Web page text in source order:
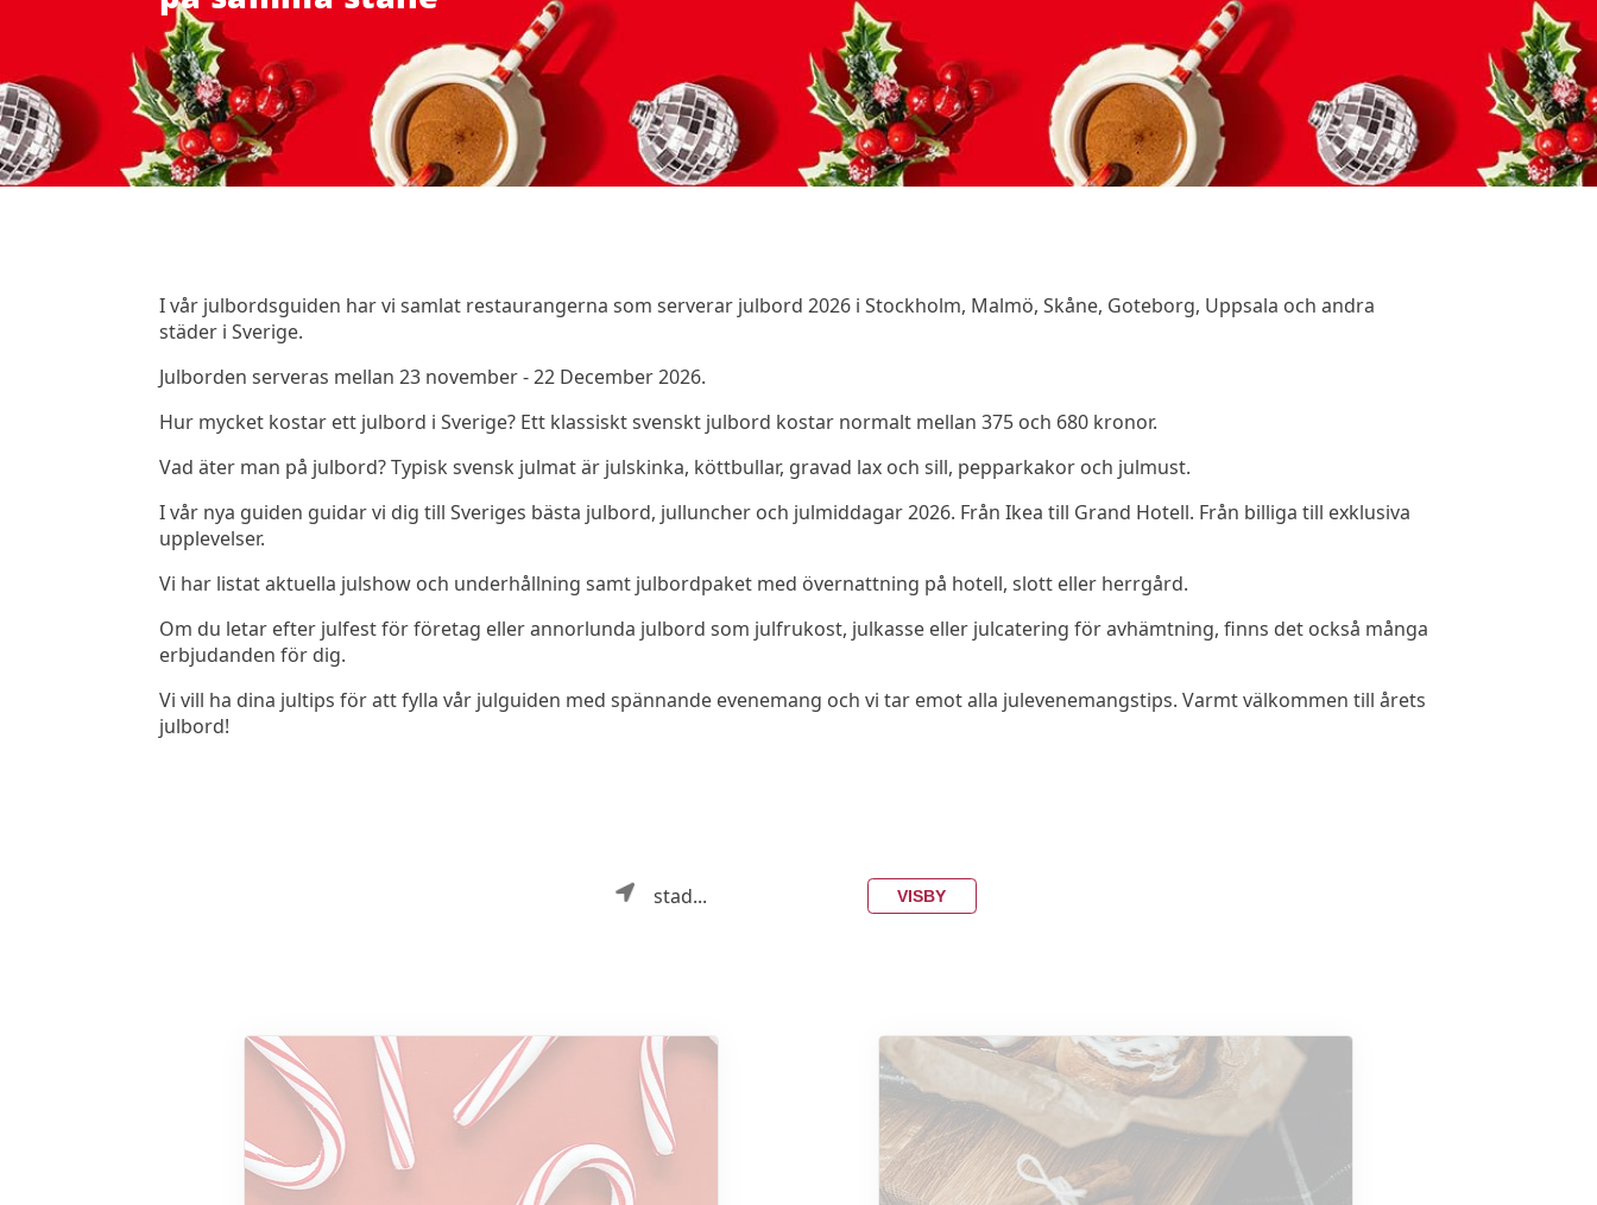
I vår julbordsguiden har vi samlat restaurangerna som serverar julbord 2026 i Stockholm, Malmö, Skåne, Goteborg, Uppsala och andra
städer i Sverige.
Julborden serveras mellan 23 november - 22 December 2026.
Hur mycket kostar ett julbord i Sverige? Ett klassiskt svenskt julbord kostar normalt mellan 375 och 680 kronor.
Vad äter man på julbord? Typisk svensk julmat är julskinka, köttbullar, gravad lax och sill, pepparkakor och julmust.
I vår nya guiden guidar vi dig till Sveriges bästa julbord, julluncher och julmiddagar 2026. Från Ikea till Grand Hotell. Från billiga till exklusiva
upplevelser.
Vi har listat aktuella julshow och underhållning samt julbordpaket med övernattning på hotell, slott eller herrgård.
Om du letar efter julfest för företag eller annorlunda julbord som julfrukost, julkasse eller julcatering för avhämtning, finns det också många
erbjudanden för dig.
Vi vill ha dina jultips för att fylla vår julguiden med spännande evenemang och vi tar emot alla julevenemangstips. Varmt välkommen till årets
julbord!
stad... VISBY